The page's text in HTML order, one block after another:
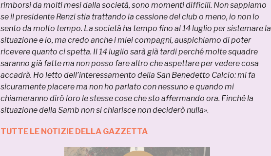
rimborsi da molti mesi dalla società, sono momenti difficili. Non sappiamo
se il presidente Renzi stia trattando la cessione del club o meno, io non lo
sento da molto tempo. La società ha tempo fino al 14 luglio per sistemare la
situazione e io, ma credo anche i miei compagni, auspichiamo di poter
ricevere quanto ci spetta. Il 14 luglio sarà già tardi perché molte squadre
saranno già fatte ma non posso fare altro che aspettare per vedere cosa
accadrà. Ho letto dell’interessamento della San Benedetto Calcio: mi fa
sicuramente piacere ma non ho parlato con nessuno e quando mi
chiameranno dirò loro le stesse cose che sto affermando ora. Finché la
situazione della Samb non si chiarisce non deciderò nulla».
TUTTE LE NOTIZIE DELLA GAZZETTA